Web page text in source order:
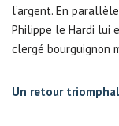
l’argent. En
Philippe le Hardi lui
clergé bourguignon
Un retour triomphal